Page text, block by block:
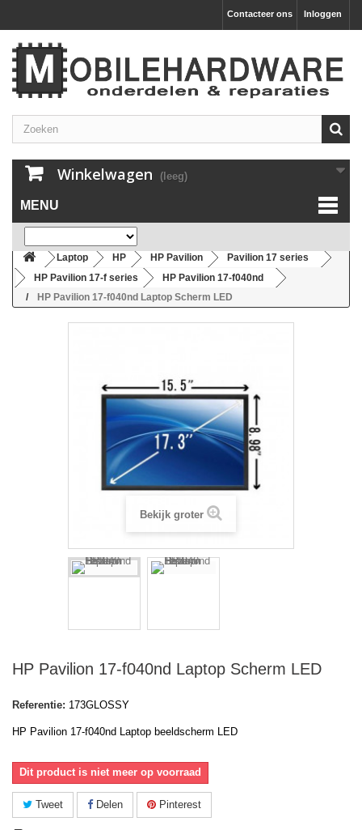
Inloggen
Contacteer ons
Winkelwagen (leeg)
MENU
Laptop HP HP Pavilion
Pavilion 17 series
HP Pavilion 17-f series
HP Pavilion 17-f040nd
HP Pavilion 17-f040nd Laptop Scherm LED
Bekijk groter
HP Pavilion 17-f040nd Laptop Scherm LED
Referentie: 173GLOSSY
HP Pavilion 17-f040nd Laptop beeldscherm LED
Dit product is niet meer op voorraad
Tweet Delen Pinterest